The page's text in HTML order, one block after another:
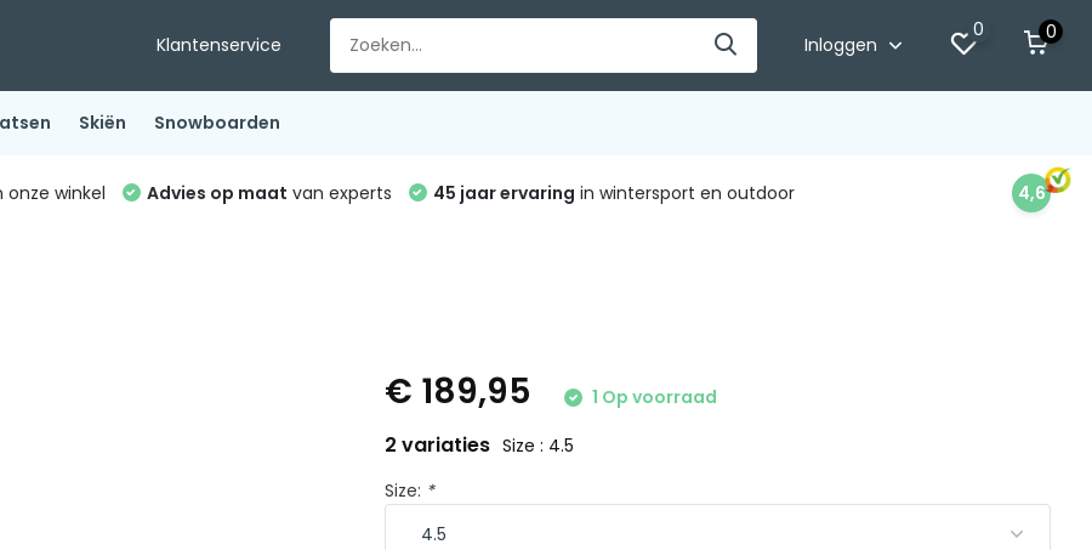
Klantenservice Inloggen
0 0
Skiën Snowboarden
onze winkel Advies op maat van experts 45 jaar ervaring in wintersport en outdoor 4,6
€ 189,95 1 Op voorraad
2 variaties Size : 4.5
Size: *